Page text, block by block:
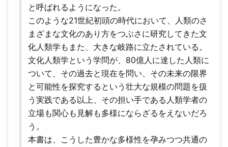
と呼ばれるようになった。
このような21世紀初頭の時代において、人類のさ
まざまな文化のあり方をつぶさに研究してきた文
化人類学もまた、大きな岐路に立たされている。
文化人類学という学問が、80億人に達した人類に
ついて、その過去と現在を問い、その未来の限界
と可能性を探究するという壮大な規模の問題を扱
う実践である以上、その担い手である人類学者の
立場も関心も見解も多様にならざるをえないだろ
う。
本書は、こうした豊かな多様性を孕みつつ共通の